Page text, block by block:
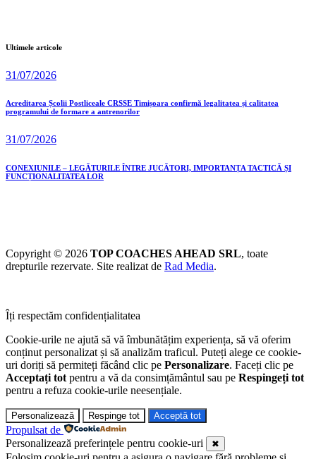
Ultimele articole
31/07/2026
Acreditarea Școlii Postliceale CRSSE Timișoara confirmă legalitatea și calitatea
programului de formare a antrenorilor
31/07/2026
CONEXIUNILE – LEGĂTURILE ÎNTRE JUCĂTORI, IMPORTANȚA TACTICĂ ȘI
FUNCȚIONALITATEA LOR
Copyright © 2026 TOP COACHES AHEAD SRL, toate
drepturile rezervate. Site realizat de Rad Media.
Îți respectăm confidențialitatea
Cookie-urile ne ajută să vă îmbunătățim experiența, să vă oferim
conținut personalizat și să analizăm traficul. Puteți alege ce cookie-
uri doriți să permiteți făcând clic pe Personalizare. Faceți clic pe
Acceptați tot pentru a vă da consimțământul sau pe Respingeți tot
pentru a refuza cookie-urile neesențiale.
Personalizează Respinge tot Acceptă tot
Propulsat de
Personalizează preferințele pentru cookie-uri
✖